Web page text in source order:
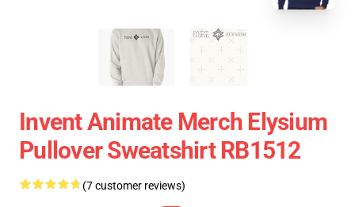
Invent Animate Merch Elysium
Pullover Sweatshirt RB1512
(7 customer reviews)